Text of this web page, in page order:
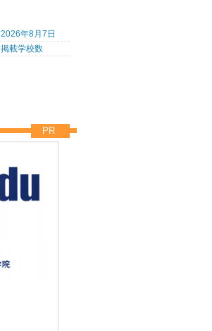
2026年8月7日
掲載学校数
PR